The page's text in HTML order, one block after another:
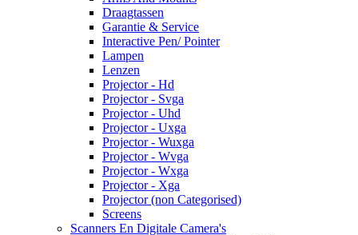
Draagtassen
Garantie & Service
Interactive Pen/ Pointer
Lampen
Lenzen
Projector - Hd
Projector - Svga
Projector - Uhd
Projector - Uxga
Projector - Wuxga
Projector - Wvga
Projector - Wxga
Projector - Xga
Projector (non Categorised)
Screens
Scanners En Digitale Camera's